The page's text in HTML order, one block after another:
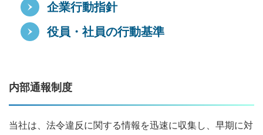
企業行動指針
役員・社員の行動基準
内部通報制度
当社は、法令違反に関する情報を迅速に収集し、早期に対